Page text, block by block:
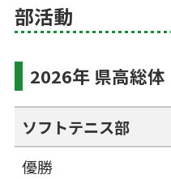
部活動
2026年 県高総体
ソフトテニス部
優勝